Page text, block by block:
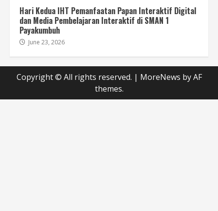
Hari Kedua IHT Pemanfaatan Papan Interaktif Digital
dan Media Pembelajaran Interaktif di SMAN 1
Payakumbuh
June 23, 2026
Copyright © All rights reserved. | MoreNews by AF
themes.